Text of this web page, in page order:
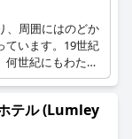
、周囲にはのどか
ています。19世紀
世紀にもわたっ
の塔は、「エジン
アピールしてい
婚式場として利用
のゲストに最高
テル (Lumley